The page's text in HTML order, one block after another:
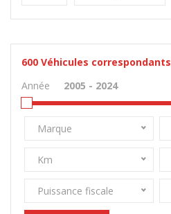
600 Véhicules correspondants
Année
Marque
Km
Puissance fiscale